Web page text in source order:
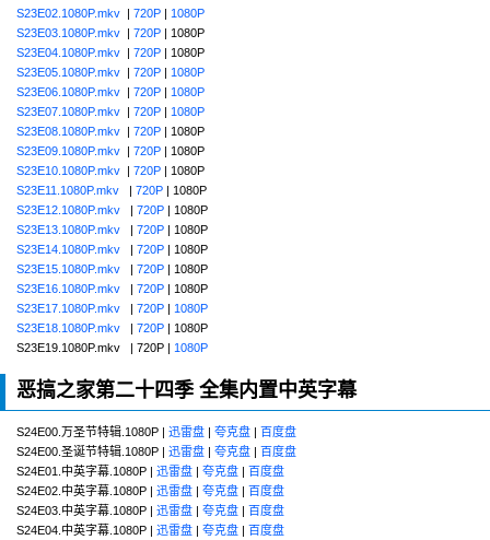
S23E02.1080P.mkv | 720P | 1080P
S23E03.1080P.mkv | 720P | 1080P
S23E04.1080P.mkv | 720P | 1080P
S23E05.1080P.mkv | 720P | 1080P
S23E06.1080P.mkv | 720P | 1080P
S23E07.1080P.mkv | 720P | 1080P
S23E08.1080P.mkv | 720P | 1080P
S23E09.1080P.mkv | 720P | 1080P
S23E10.1080P.mkv | 720P | 1080P
S23E11.1080P.mkv | 720P | 1080P
S23E12.1080P.mkv | 720P | 1080P
S23E13.1080P.mkv | 720P | 1080P
S23E14.1080P.mkv | 720P | 1080P
S23E15.1080P.mkv | 720P | 1080P
S23E16.1080P.mkv | 720P | 1080P
S23E17.1080P.mkv | 720P | 1080P
S23E18.1080P.mkv | 720P | 1080P
S23E19.1080P.mkv | 720P | 1080P
恶搞之家第二十四季 全集内置中英字幕
S24E00.万圣节特辑.1080P | 迅雷盘 | 夸克盘 | 百度盘
S24E00.圣诞节特辑.1080P | 迅雷盘 | 夸克盘 | 百度盘
S24E01.中英字幕.1080P | 迅雷盘 | 夸克盘 | 百度盘
S24E02.中英字幕.1080P | 迅雷盘 | 夸克盘 | 百度盘
S24E03.中英字幕.1080P | 迅雷盘 | 夸克盘 | 百度盘
S24E04.中英字幕.1080P | 迅雷盘 | 夸克盘 | 百度盘